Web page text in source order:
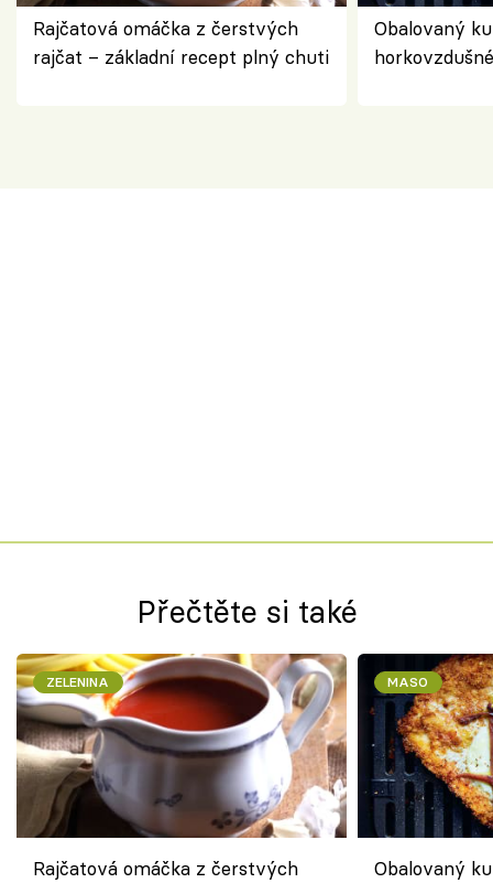
Rajčatová omáčka z čerstvých
rajčat – základní recept plný chuti
Obalovaný
Přečtěte si také
ZELENINA
Rajčatová omáčka z čerstvých
MASO
Obalovaný